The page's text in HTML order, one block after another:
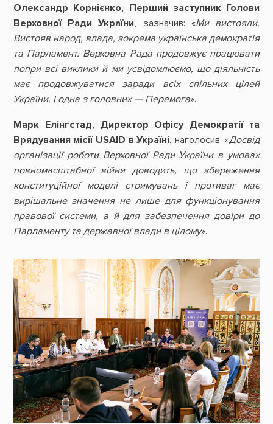
Олександр Корнієнко, Перший заступник Голови
Верховної Ради України, зазначив: «Ми вистояли.
Вистояв народ, влада, зокрема українська демократія
та Парламент. Верховна Рада продовжує працювати
попри всі виклики й ми усвідомлюємо, що діяльність
має продовжуватися заради всіх спільних цілей
України. І одна з головних — Перемога».
Марк Елінгстад, Директор Офісу Демократії та
Врядування місії USAID в Україні, наголосив: «Досвід
організації роботи Верховної Ради України в умовах
повномасштабної війни доводить, що збереження
конституційної моделі стримувань і противаг має
вирішальне значення не лише для функціонування
правової системи, а й для забезпечення довіри до
Парламенту та державної влади в цілому».